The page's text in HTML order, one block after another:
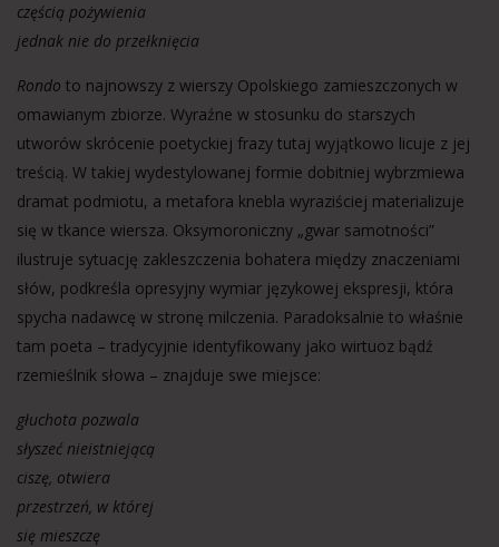
częścią pożywienia
jednak nie do przełknięcia
Rondo to najnowszy z wierszy Opolskiego zamieszczonych w
omawianym zbiorze. Wyraźne w stosunku do starszych
utworów skrócenie poetyckiej frazy tutaj wyjątkowo licuje z jej
treścią. W takiej wydestylowanej formie dobitniej wybrzmiewa
dramat podmiotu, a metafora knebla wyraziściej materializuje
się w tkance wiersza. Oksymoroniczny „gwar samotności”
ilustruje sytuację zakleszczenia bohatera między znaczeniami
słów, podkreśla opresyjny wymiar językowej ekspresji, która
spycha nadawcę w stronę milczenia. Paradoksalnie to właśnie
tam poeta – tradycyjnie identyfikowany jako wirtuoz bądź
rzemieślnik słowa – znajduje swe miejsce:
głuchota pozwala
słyszeć nieistniejącą
ciszę, otwiera
przestrzeń, w której
się mieszczę